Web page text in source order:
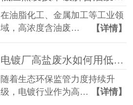
在油脂化工、金属加工等工业领
域，高浓度含油废…
【详情】
电镀厂高盐废水如何用低温蒸发器实现零排放？完整工艺解析
随着生态环保监管力度持续升
级，电镀行业作为高…
【详情】